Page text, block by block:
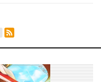
RSSフィード